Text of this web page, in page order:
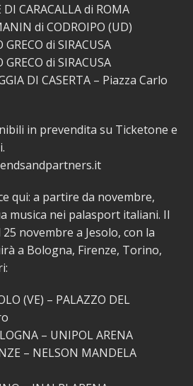
CARACALLA di ROMA
di CODROIPO (UD)
di SIRACUSA
di SIRACUSA
DI CASERTA – Piazza Carlo
in prevendita su Ticketone e
qui: a partire da novembre,
musica nei palasport italiani. Il
novembre a Jesolo, con la
a Bologna, Firenze, Torino,
(VE) – PALAZZO DEL
– UNIPOL ARENA
– NELSON MANDELA